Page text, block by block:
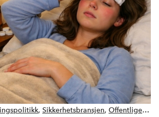
som kommunen ønsket bedre
og en mer bærekraftig tjenestedrift.
, Sikkerhetsbransjen, Offentlige